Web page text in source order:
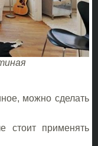
можно сделать
стоит применять